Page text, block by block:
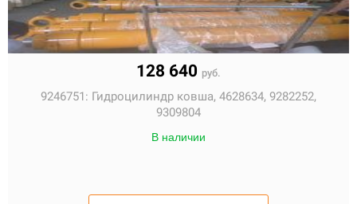
128 640 руб.
9246751: Гидроцилиндр ковша, 4628634, 9282252,
9309804
В наличии